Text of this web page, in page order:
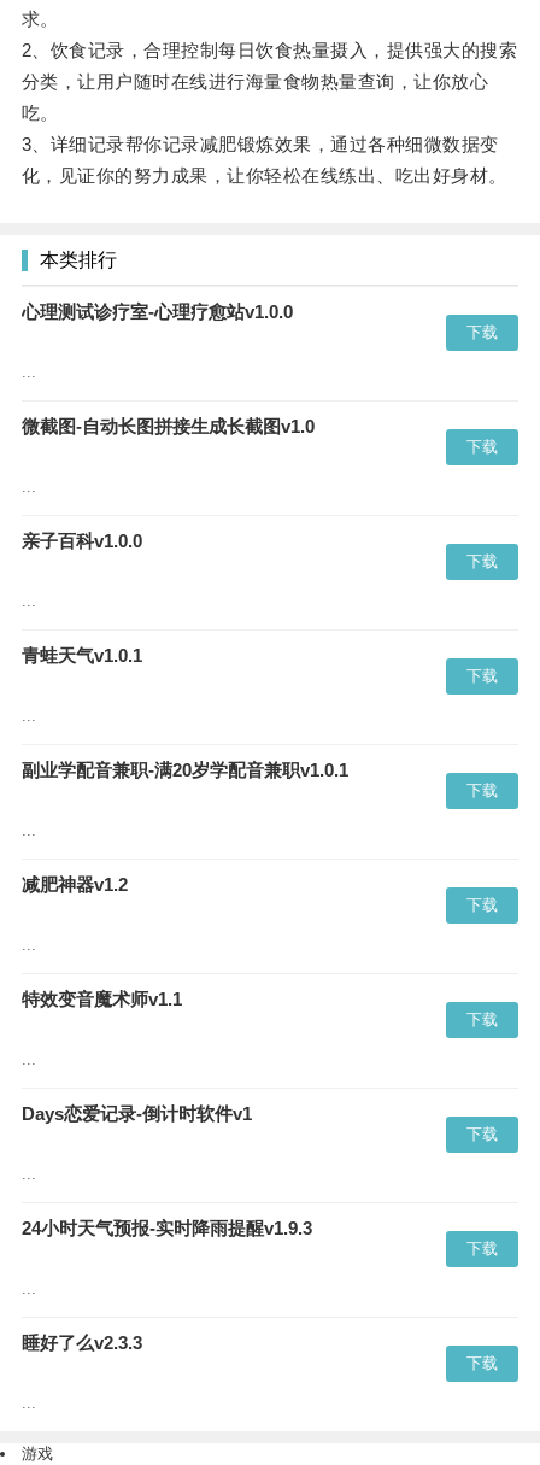
求。
2、饮食记录，合理控制每日饮食热量摄入，提供强大的搜索
分类，让用户随时在线进行海量食物热量查询，让你放心
吃。
3、详细记录帮你记录减肥锻炼效果，通过各种细微数据变
化，见证你的努力成果，让你轻松在线练出、吃出好身材。
本类排行
心理测试诊疗室-心理疗愈站v1.0.0
...
下载
微截图-自动长图拼接生成长截图v1.0
...
下载
亲子百科v1.0.0
...
下载
青蛙天气v1.0.1
...
下载
副业学配音兼职-满20岁学配音兼职v1.0.1
...
下载
减肥神器v1.2
...
下载
特效变音魔术师v1.1
...
下载
Days恋爱记录-倒计时软件v1
...
下载
24小时天气预报-实时降雨提醒v1.9.3
...
下载
睡好了么v2.3.3
...
下载
游戏